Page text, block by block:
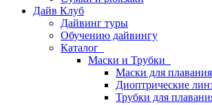
Дайв Клуб
Дайвинг туры
Обучению дайвингу
Каталог
Маски и Трубки
Маски для плавания
Диоптрические
Трубки для